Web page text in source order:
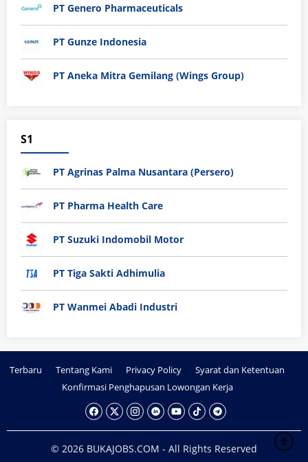
PT Genero Pharmaceuticals
PT Gunze Indonesia
PT Aneka Mitra Gemilang (Wings Group)
S1
PT Agrinas Palma Nusantara (Persero)
PT Pharma Health Care
PT Suzuki Indomobil Motor
PT Tiga Sakti Adhimulia
PT Wanmei Abadi Industri
Terbaru Tentang Kami Privacy Policy
Syarat dan Ketentuan
Konfirmasi Penghapusan Lowongan Kerja
© 2026 BUKAJOBS.COM - All Rights Reserved